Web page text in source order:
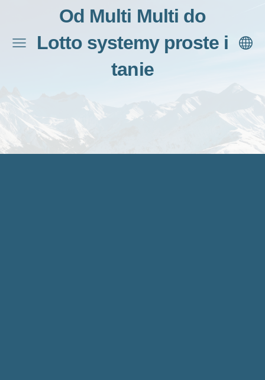
Od Multi Multi do
Lotto systemy proste i
tanie